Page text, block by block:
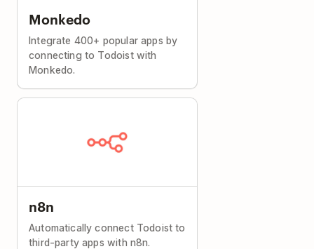
Monkedo
Integrate 400+ popular apps by
connecting to Todoist with
Monkedo.
n8n
Automatically connect Todoist to
third-party apps with n8n.